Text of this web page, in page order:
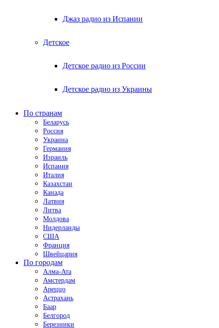
Джаз радио из Испании
Детское
Детское радио из России
Детское радио из Украины
По странам
Беларусь
Россия
Украина
Германия
Израиль
Испания
Италия
Казахстан
Канада
Латвия
Литва
Молдова
Нидерланды
США
Франция
Швейцария
По городам
Алма-Ата
Амстердам
Ареццо
Астрахань
Баар
Белгород
Березники